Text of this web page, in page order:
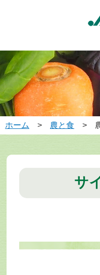
ホーム > 農と食 > 農
サ